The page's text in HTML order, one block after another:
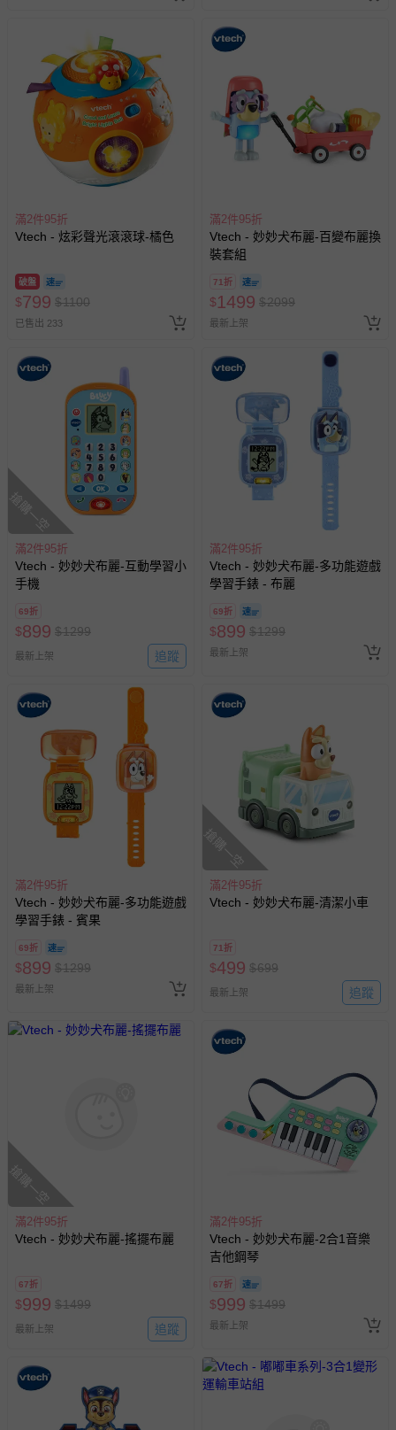
並點選『我要退貨』即可進行申請。若有相關退貨問題，請
至媽咪愛LINE@客服ID: @mamilove
與服務，謝謝。
針對滿件折/滿額贈…等活動，如因部份退貨，而該訂單保
留商品未達活動門檻，將以原價計算，活動贈品亦需一併退
回。
豫期範圍：
易於腐敗、保存期限較短或解約時即將逾期（例如生鮮
客製化商品（例如客製生日書、姓名貼等）。
報紙、期刊或雜誌（惟書籍如經拆封、使用，則酌收整
新費用）。
經消費者拆封之影音商品或電腦軟體（例如 DVD、CD
非以有形媒介提供之數位內容或一經提供即為完成之線
上服務，經消費者事先同意始提供（例如線上課程、遊
戲或活動點數等）。
已拆封之以下類型商品：
-個人衛生用品（例如尿布、貼身衣物、泳裝、襪子、地
墊、寢具類等）。
-新生兒親膚衣物（嬰幼兒包巾與背巾、包屁衣、學習
褲、紗布衣等）。
-接觸性孕哺產品（奶嘴、奶瓶、擠乳器、哺乳衣、托腹
-其他原廠盒裝商品封口處已貼上「不可拆封」，或具警
示字句等說明貼紙、封條者。
國際航空、客運、訂房等服務。
相關的退換貨辦理流程，可詳見：退換貨 & 退款問題
其他常見問題：
運送服務：目前提供的運送僅限台灣本島。如您位於離島地
區，可能會無法配送，或須依據商品需加收離島運費。廠商
亦保留出貨與否的權利。離島、偏遠地區、樓層親送等加價
費用，可能會另需加收。
商品實際的配達日期，可於訂單個人資料內的查詢訂單內，
已出貨通知之訊息為主。
如您收到商品，請依正常流程檢查是否完好，若商品遇瑕疵
情形，您可申請更換新品或退貨，請見：
若您對於會員帳號、商品訂購與資訊、購物流程、付款方
式、折價券與購物金的使用、退貨及商品運送方式等有疑
問，你可詳見：
媽咪愛客服中心。
助取消退款事宜。
會主動以簡訊及mail通知訂單取消事宜，並將提供適當補
滿2件95折
Vtech - 炫彩聲光滾滾球-橘色
破盤
$799 $1100
已售出 233
滿2件95折
Vtech - 妙妙犬布麗-百變布麗換
裝套組
71折
$1499 $2099
最新上架
搶購一空
滿2件95折
Vtech - 妙妙犬布麗-互動學習小
手機
69折
$899 $1299
最新上架 追蹤
滿2件95折
Vtech - 妙妙犬布麗-多功能遊戲
學習手錶 - 布麗
69折
$899 $1299
最新上架
滿2件95折
Vtech - 妙妙犬布麗-多功能遊戲
學習手錶 - 賓果
69折
$899 $1299
最新上架
搶購一空
滿2件95折
Vtech - 妙妙犬布麗-清潔小車
71折
$499 $699
最新上架 追蹤
搶購一空
滿2件95折
Vtech - 妙妙犬布麗-搖擺布麗
67折
$999 $1499
最新上架 追蹤
滿2件95折
Vtech - 妙妙犬布麗-2合1音樂
吉他鋼琴
67折
$999 $1499
最新上架